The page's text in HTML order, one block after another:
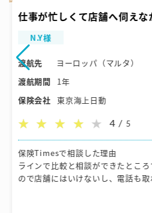
仕事が忙しくて店舗へ伺えな
LINEでのやり取りがありがた
N.Y様
渡航先
ヨーロッパ（マルタ）
渡航期間
1年
保険会社
東京海上日動
4 / 5
保険Timesで相談した理由
ラインで比較と相談ができたとこ
ので店舗にはいけないし、電話も
つでも送ることができたので営業